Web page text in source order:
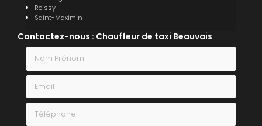
Roissy
Saint-Maximin
Contactez-nous : Chauffeur de taxi Beauvais
Nom Prénom
Email
Téléphone